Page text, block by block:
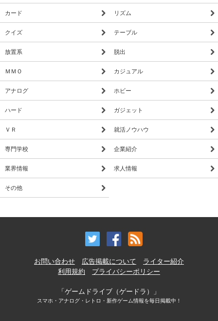
カード リズム
クイズ テーブル
放置系 脱出
ＭＭＯ カジュアル
アナログ ホビー
ハード ガジェット
ＶＲ 就活ノウハウ
専門学校 企業紹介
業界情報 求人情報
その他
お問い合わせ 広告掲載について
ライター紹介
利用規約
プライバシーポリシー
「ゲームドライブ（ゲードラ）」
スマホ・アナログ・レトロ・新作ゲーム情報を毎日掲載中！